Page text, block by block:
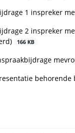
1 inspreker
2 inspreker
166 KB